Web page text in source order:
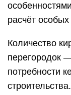
расчёт
Количество
перегородок
потребности
строительства.